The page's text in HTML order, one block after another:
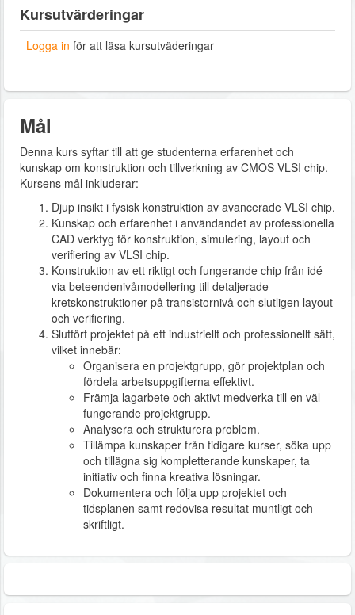
Kursutvärderingar
Logga in för att läsa kursutväderingar
Mål
Denna kurs syftar till att ge studenterna erfarenhet och
kunskap om konstruktion och tillverkning av CMOS VLSI chip.
Kursens mål inkluderar:
Djup insikt i fysisk konstruktion av avancerade VLSI chip.
Kunskap och erfarenhet i användandet av professionella
CAD verktyg för konstruktion, simulering, layout och
verifiering av VLSI chip.
Konstruktion av ett riktigt och fungerande chip från idé
via beteendenivåmodellering till detaljerade
kretskonstruktioner på transistornivå och slutligen layout
och verifiering.
Slutfört projektet på ett industriellt och professionellt sätt,
vilket innebär:
Organisera en projektgrupp, gör projektplan och
fördela arbetsuppgifterna effektivt.
Främja lagarbete och aktivt medverka till en väl
fungerande projektgrupp.
Analysera och strukturera problem.
Tillämpa kunskaper från tidigare kurser, söka upp
och tillägna sig kompletterande kunskaper, ta
initiativ och finna kreativa lösningar.
Dokumentera och följa upp projektet och
tidsplanen samt redovisa resultat muntligt och
skriftligt.